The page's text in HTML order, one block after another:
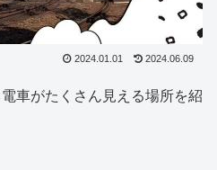
2024.01.01 2024.06.09
車がたくさん見える場所を紹